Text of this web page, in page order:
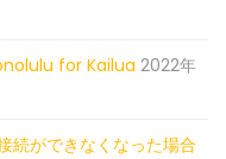
for Kailua 2022年
続ができなくなった場合